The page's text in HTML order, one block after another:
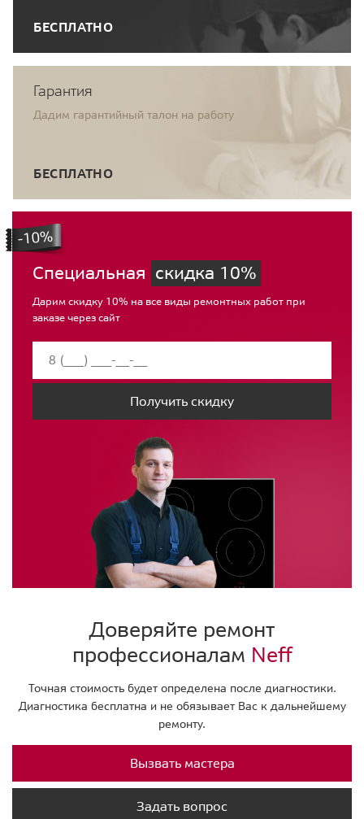
БЕСПЛАТНО
Гарантия
Дадим гарантийный талон на работу
БЕСПЛАТНО
Специальная скидка 10%
Дарим скидку 10% на все виды ремонтных работ при
заказе через сайт
Получить скидку
Доверяйте ремонт
профессионалам Neff
Точная стоимость будет определена после диагностики.
Диагностика бесплатна и не обязывает Вас к дальнейшему
ремонту.
Вызвать мастера
Задать вопрос